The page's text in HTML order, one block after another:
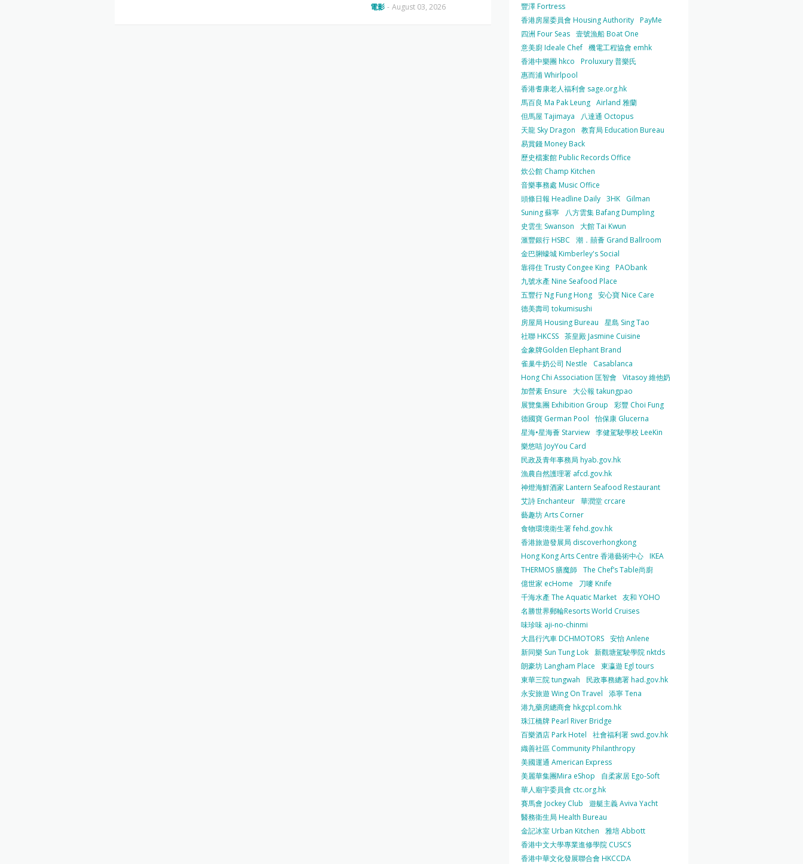
電影 - August 03, 2026
豐澤 Fortress
香港房屋委員會 Housing Authority PayMe
四洲 Four Seas 壹號漁船 Boat One
意美廚 Ideale Chef 機電工程協會 emhk
香港中樂團 hkco
Proluxury 普樂氏
惠而浦 Whirlpool
香港耆康老人福利會 sage.org.hk
馬百良 Ma Pak Leung Airland 雅蘭
但馬屋 Tajimaya
八達通 Octopus
天龍 Sky Dragon
教育局 Education Bureau
易賞錢 Money Back
歷史檔案館 Public Records Office
炊公館 Champ Kitchen
音樂事務處 Music Office
頭條日報 Headline Daily 3HK
Gilman
Suning 蘇寧
八方雲集 Bafang Dumpling
史雲生 Swanson
大館 Tai Kwun
滙豐銀行 HSBC
潮．囍薈 Grand Ballroom
金巴脷蠔城 Kimberley's Social
靠得住 Trusty Congee King PAObank
九號水產 Nine Seafood Place
五豐行 Ng Fung Hong 安心寶 Nice Care
德美壽司 tokumisushi
房屋局 Housing Bureau
星島 Sing Tao
社聯 HKCSS 茶皇殿 Jasmine Cuisine
金象牌Golden Elephant Brand
雀巢牛奶公司 Nestle
Casablanca
Hong Chi Association 匡智會
Vitasoy 維他奶
加營素 Ensure
大公報 takungpao
展覽集團 Exhibition Group
彩豐 Choi Fung
德國寶 German Pool
怡保康 Glucerna
星海•星海薈 Starview 李健駕駛學校 LeeKin
樂悠咭 JoyYou Card
民政及青年事務局 hyab.gov.hk
漁農自然護理署 afcd.gov.hk
神燈海鮮酒家 Lantern Seafood Restaurant
艾詩 Enchanteur 華潤堂 crcare
藝趣坊 Arts Corner
食物環境衛生署 fehd.gov.hk
香港旅遊發展局 discoverhongkong
Hong Kong Arts Centre 香港藝術中心 IKEA
THERMOS 膳魔師 The Chef’s Table尚廚
億世家 ecHome
刀嘜 Knife
千海水產 The Aquatic Market 友和 YOHO
名勝世界郵輪Resorts World Cruises
味珍味 aji-no-chinmi
大昌行汽車 DCHMOTORS 安怡 Anlene
新同樂 Sun Tung Lok 新觀塘駕駛學院 nktds
朗豪坊 Langham Place
東瀛遊 Egl tours
東華三院 tungwah
民政事務總署 had.gov.hk
永安旅遊 Wing On Travel
添寧 Tena
港九藥房總商會 hkgcpl.com.hk
珠江橋牌 Pearl River Bridge
百樂酒店 Park Hotel
社會福利署 swd.gov.hk
織善社區 Community Philanthropy
美國運通 American Express
美麗華集團Mira eShop
自柔家居 Ego-Soft
華人廟宇委員會 ctc.org.hk
賽馬會 Jockey Club
遊艇主義 Aviva Yacht
醫務衛生局 Health Bureau
金記冰室 Urban Kitchen
雅培 Abbott
香港中文大學專業進修學院 CUSCS
香港中華文化發展聯合會 HKCCDA